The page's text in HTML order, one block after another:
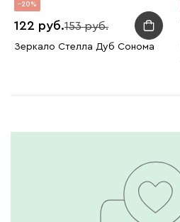
20
122 153
Зеркало Стелла Дуб Сонома